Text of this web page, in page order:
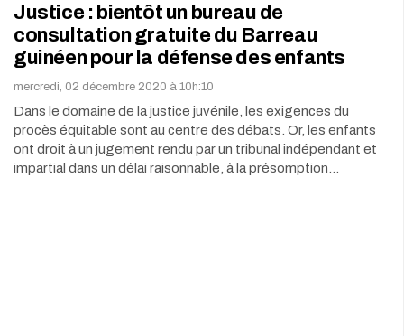
Justice : bientôt un bureau de
consultation gratuite du Barreau
guinéen pour la défense des enfants
mercredi, 02 décembre 2020 à 10h:10
Dans le domaine de la justice juvénile, les exigences du
procès équitable sont au centre des débats. Or, les enfants
ont droit à un jugement rendu par un tribunal indépendant et
impartial dans un délai raisonnable, à la présomption…